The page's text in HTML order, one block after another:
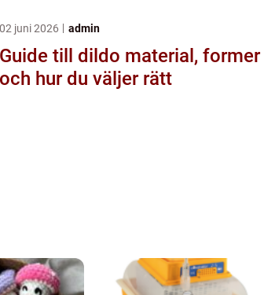
02 juni 2026 admin
Guide till dildo material, former
och hur du väljer rätt